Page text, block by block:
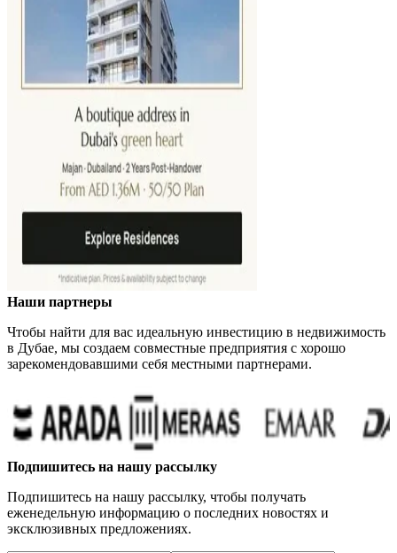
Наши партнеры
Чтобы найти для вас идеальную инвестицию в недвижимость
в Дубае, мы создаем совместные предприятия с хорошо
зарекомендовавшими себя местными партнерами.
…
Подпишитесь на нашу рассылку
Подпишитесь на нашу рассылку, чтобы получать
еженедельную информацию о последних новостях и
эксклюзивных предложениях.